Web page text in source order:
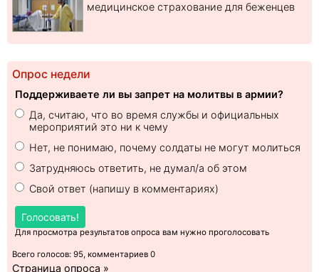
медицинское страхование для беженцев
Опрос недели
Поддерживаете ли вы запрет на молитвы в армии?
Да, считаю, что во время службы и официальных
мероприятий это ни к чему
Нет, не понимаю, почему солдаты не могут молиться
Затрудняюсь ответить, не думал/а об этом
Свой ответ (напишу в комментариях)
Голосовать!
Для просмотра результатов опроса вам нужно проголосовать
Всего голосов: 95, комментариев 0
Страница опроса »